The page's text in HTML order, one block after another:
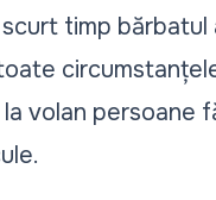
timp bărbatul
volan persoane